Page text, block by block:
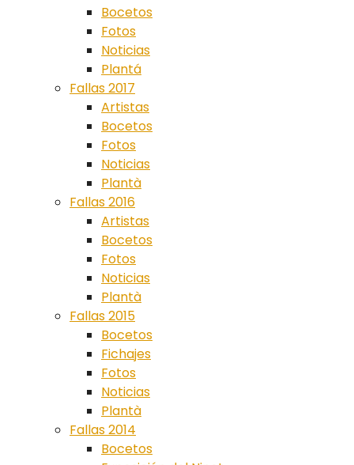
Bocetos
Fotos
Noticias
Plantá
Fallas 2017
Artistas
Bocetos
Fotos
Noticias
Plantà
Fallas 2016
Artistas
Bocetos
Fotos
Noticias
Plantà
Fallas 2015
Bocetos
Fichajes
Fotos
Noticias
Plantà
Fallas 2014
Bocetos